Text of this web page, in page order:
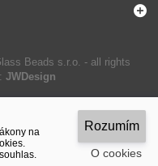
Beads s.r.o. - all rights
JWDesign
na
Rozumím
O cookies